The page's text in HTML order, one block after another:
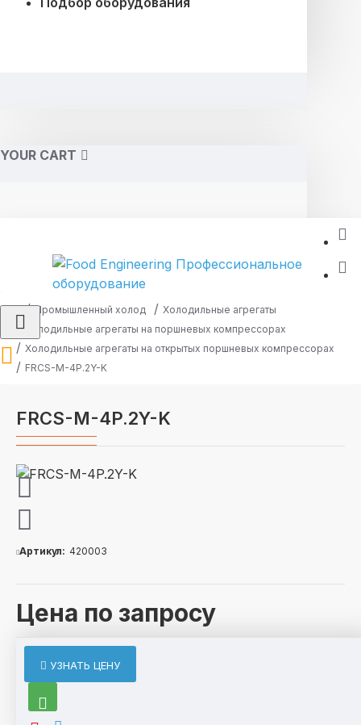
YOUR CART
Промышленный холод
Холодильные агрегаты
Холодильные агрегаты на поршневых компрессорах
Холодильные агрегаты на открытых поршневых компрессорах
FRCS-М-4P.2Y-K
FRCS-М-4P.2Y-K
Цена по запросу
Артикул: 420003
УЗНАТЬ ЦЕНУ
ОПИСАНИЕ
FRCS-М-4P.2Y-K